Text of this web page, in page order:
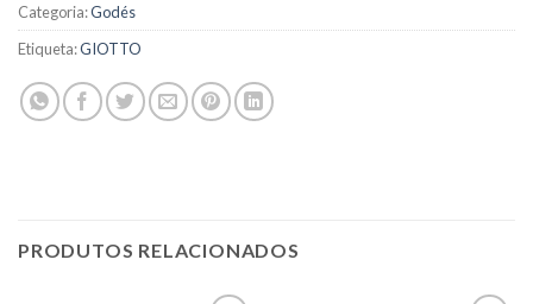
Categoria:Godés
Etiqueta:GIOTTO
PRODUTOS RELACIONADOS